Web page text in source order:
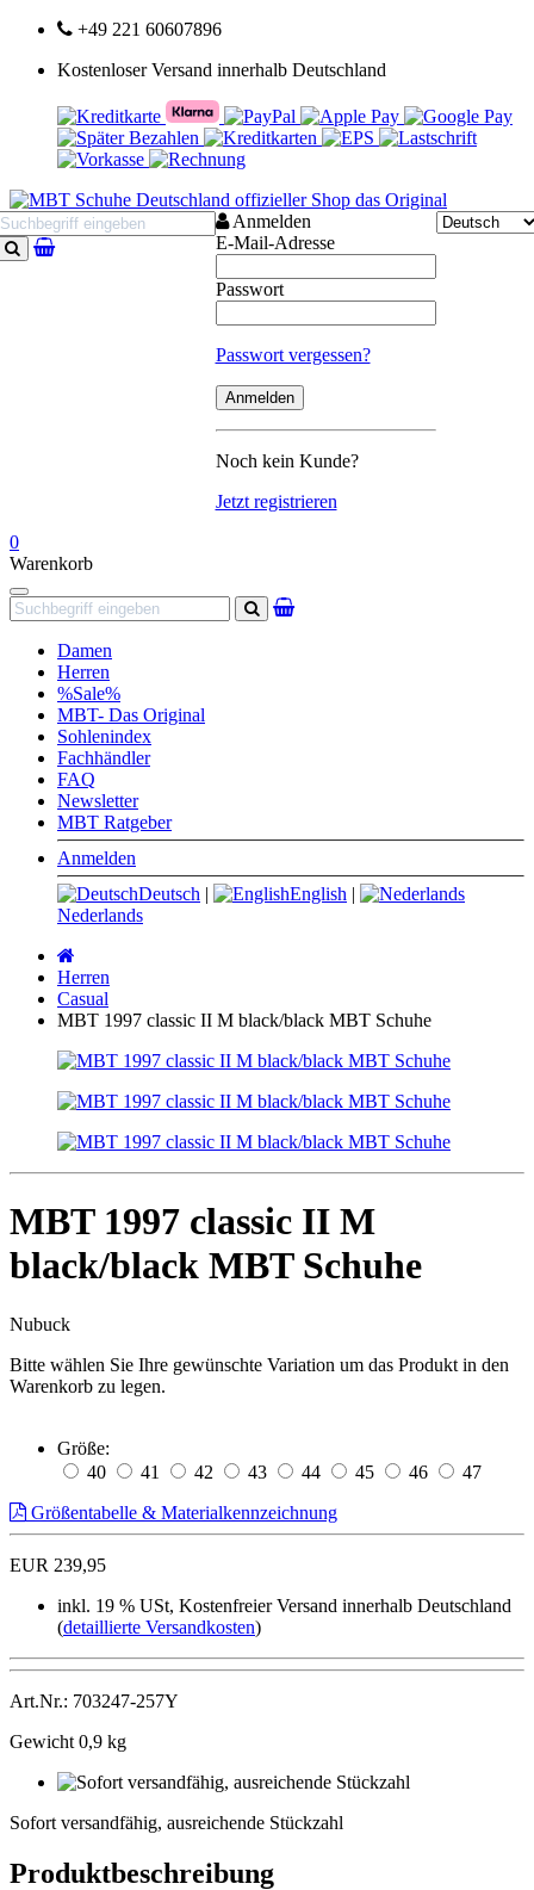
+49 221 60607896
Kostenloser Versand innerhalb Deutschland
Suchen
Anmelden
E-Mail-Adresse
Passwort
Passwort vergessen?
Noch kein Kunde?
Jetzt registrieren
0
Warenkorb
Navigation
Suchen
Damen
Herren
%Sale%
MBT- Das Original
Sohlenindex
Fachhändler
FAQ
Newsletter
MBT Ratgeber
Anmelden
Deutsch | English |
Nederlands
Herren
Casual
MBT 1997 classic II M black/black MBT Schuhe
MBT 1997 classic II M
black/black MBT Schuhe
Nubuck
Bitte wählen Sie Ihre gewünschte Variation um das Produkt in den
Warenkorb zu legen.
Größe:
40
41 42 43 44 45 46
47
Größentabelle & Materialkennzeichnung
EUR 239,95
inkl. 19 % USt, Kostenfreier Versand innerhalb Deutschland
(detaillierte Versandkosten)
Art.Nr.: 703247-257Y
Gewicht 0,9 kg
Sofort versandfähig, ausreichende Stückzahl
Produktbeschreibung